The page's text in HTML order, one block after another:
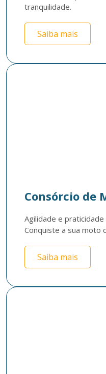
tranquilidade.
Saiba mais
Consórcio de
Agilidade e praticidade
Conquiste a sua moto
Saiba mais